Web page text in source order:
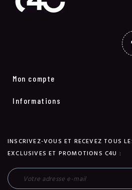
Mon compte
Informations
INSCRIVEZ-VOUS ET RECEVEZ TOUS
EXCLUSIVES ET PROMOTIONS C4U :